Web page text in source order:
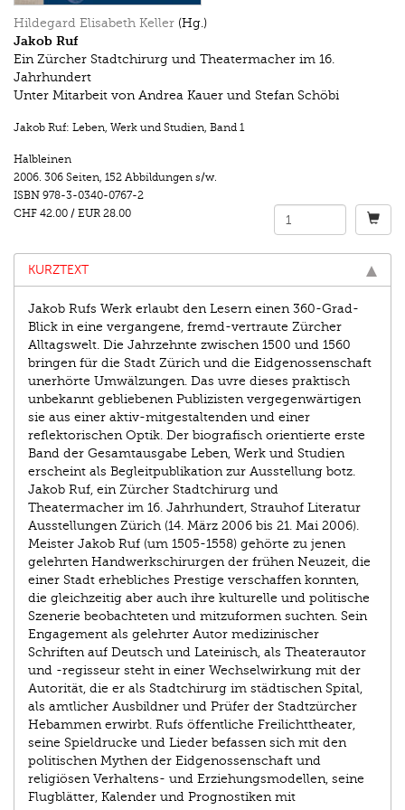
Hildegard Elisabeth Keller (Hg.)
Jakob Ruf
Ein Zürcher Stadtchirurg und Theatermacher im 16.
Jahrhundert
Unter Mitarbeit von Andrea Kauer und Stefan Schöbi
Jakob Ruf: Leben, Werk und Studien, Band 1
Halbleinen
2006. 306 Seiten, 152 Abbildungen s/w.
ISBN 978-3-0340-0767-2
CHF 42.00 / EUR 28.00
KURZTEXT
Jakob Rufs Werk erlaubt den Lesern einen 360-Grad-
Blick in eine vergangene, fremd-vertraute Zürcher
Alltagswelt. Die Jahrzehnte zwischen 1500 und 1560
bringen für die Stadt Zürich und die Eidgenossenschaft
unerhörte Umwälzungen. Das uvre dieses praktisch
unbekannt gebliebenen Publizisten vergegenwärtigen
sie aus einer aktiv-mitgestaltenden und einer
reflektorischen Optik. Der biografisch orientierte erste
Band der Gesamtausgabe Leben, Werk und Studien
erscheint als Begleitpublikation zur Ausstellung botz.
Jakob Ruf, ein Zürcher Stadtchirurg und
Theatermacher im 16. Jahrhundert, Strauhof Literatur
Ausstellungen Zürich (14. März 2006 bis 21. Mai 2006).
Meister Jakob Ruf (um 1505-1558) gehörte zu jenen
gelehrten Handwerkschirurgen der frühen Neuzeit, die
einer Stadt erhebliches Prestige verschaffen konnten,
die gleichzeitig aber auch ihre kulturelle und politische
Szenerie beobachteten und mitzuformen suchten. Sein
Engagement als gelehrter Autor medizinischer
Schriften auf Deutsch und Lateinisch, als Theaterautor
und -regisseur steht in einer Wechselwirkung mit der
Autorität, die er als Stadtchirurg im städtischen Spital,
als amtlicher Ausbildner und Prüfer der Stadtzürcher
Hebammen erwirbt. Rufs öffentliche Freilichttheater,
seine Spieldrucke und Lieder befassen sich mit den
politischen Mythen der Eidgenossenschaft und
religiösen Verhaltens- und Erziehungsmodellen, seine
Flugblätter, Kalender und Prognostiken mit